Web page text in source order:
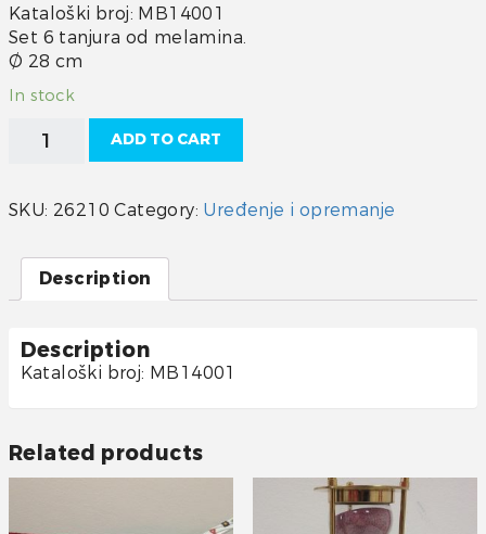
Kataloški broj: MB14001
Set 6 tanjura od melamina.
Ø 28 cm
In stock
Tanjuri
Sailor
quantity
ADD TO CART
SKU: 26210 Category: Uređenje i opremanje
Description
Description
Kataloški broj: MB14001
Related products